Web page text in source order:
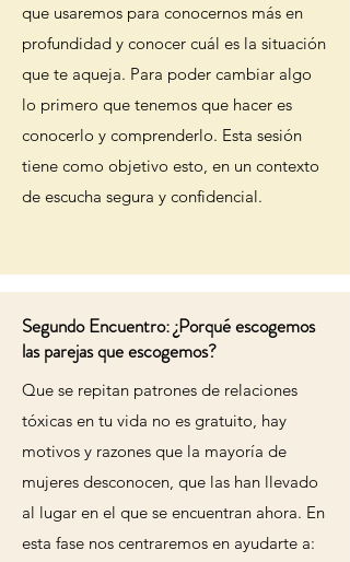
que usaremos para conocernos más en
profundidad y conocer cuál es la situación
que te aqueja. Para poder cambiar algo
lo primero que tenemos que hacer es
conocerlo y comprenderlo. Esta sesión
tiene como objetivo esto, en un contexto
de escucha segura y confidencial.
Segundo Encuentro: ¿Porqué escogemos
las parejas que escogemos?
Que se repitan patrones de relaciones
tóxicas en tu vida no es gratuito, hay
motivos y razones que la mayoría de
mujeres desconocen, que las han llevado
al lugar en el que se encuentran ahora. En
esta fase nos centraremos en ayudarte a: